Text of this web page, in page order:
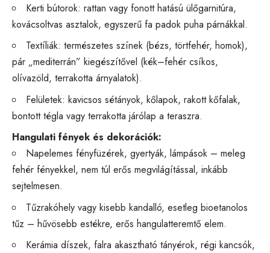
Kerti bútorok: rattan vagy fonott hatású ülőgarnitúra,
kovácsoltvas asztalok, egyszerű fa padok puha párnákkal.
Textíliák: természetes színek (bézs, törtfehér, homok),
pár „mediterrán” kiegészítővel (kék–fehér csíkos,
olívazöld, terrakotta árnyalatok).
Felületek: kavicsos sétányok, kőlapok, rakott kőfalak,
bontott tégla vagy terrakotta járólap a teraszra.
Hangulati fények és dekorációk:
Napelemes fényfüzérek, gyertyák, lámpások – meleg
fehér fényekkel, nem túl erős megvilágítással, inkább
sejtelmesen.
Tűzrakóhely vagy kisebb kandalló, esetleg bioetanolos
tűz – hűvösebb estékre, erős hangulatteremtő elem.
Kerámia díszek, falra akasztható tányérok, régi kancsók,